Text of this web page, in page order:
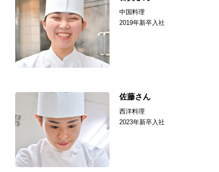
中国料理
2019年新卒入社
佐藤さん
西洋料理
2023年新卒入社